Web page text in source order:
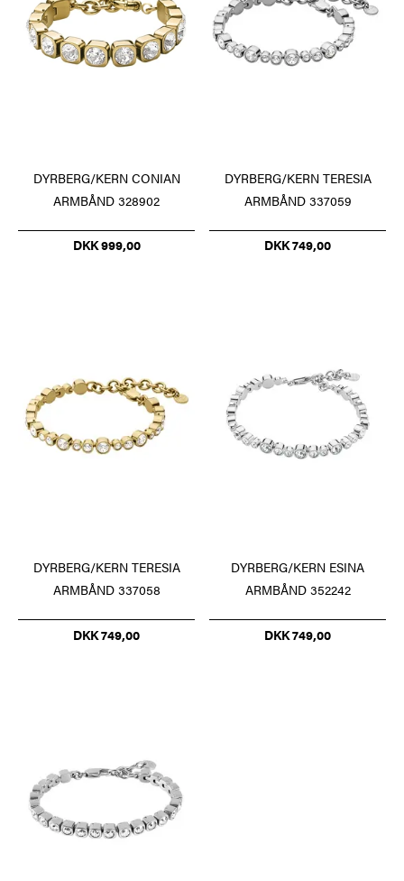
DYRBERG/KERN CONIAN
ARMBÅND 328902
DKK 999,00
DYRBERG/KERN TERESIA
ARMBÅND 337059
DKK 749,00
DYRBERG/KERN TERESIA
ARMBÅND 337058
DKK 749,00
DYRBERG/KERN ESINA
ARMBÅND 352242
DKK 749,00